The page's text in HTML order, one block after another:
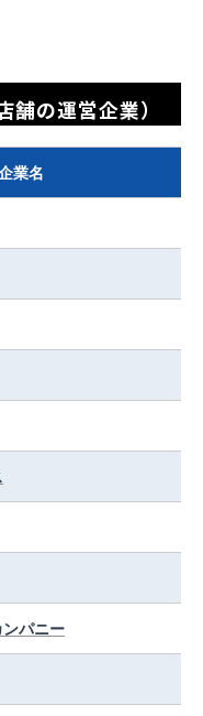
舗の運営企業）
業名
パニー